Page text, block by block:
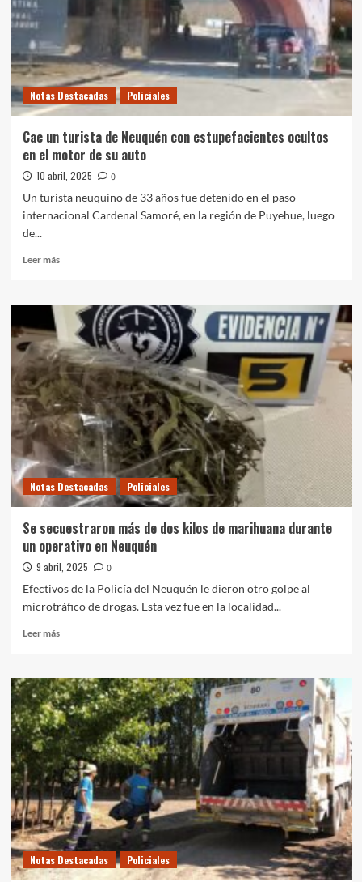
canal
medio
del
corte
por
en
Ruta
7
Notas Destacadas Policiales
Cae un turista de Neuquén con estupefacientes ocultos
en el motor de su auto
10 abril, 2025
0
Un turista neuquino de 33 años fue detenido en el paso
internacional Cardenal Samoré, en la región de Puyehue, luego
de...
Leer másLeer
Cae
turista
de
Neuquén
con
estupefacientes
ocultos
en
motor
de
su
auto
Notas Destacadas Policiales
Se secuestraron más de dos kilos de marihuana durante
un operativo en Neuquén
9 abril, 2025
0
Efectivos de la Policía del Neuquén le dieron otro golpe al
microtráfico de drogas. Esta vez fue en la localidad...
Leer másLeer
Se
secuestraron
más
de
dos
kilos
de
marihuana
durante
un
operativo
en
Neuquén
Notas Destacadas Policiales